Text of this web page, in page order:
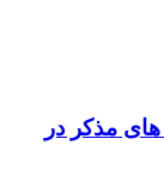
مذکر در